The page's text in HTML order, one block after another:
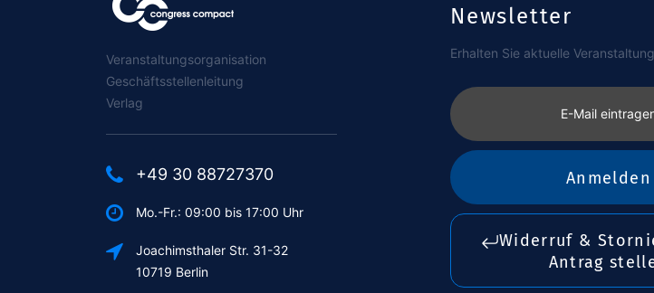
Veranstaltungsorganisation
Geschäftsstellenleitung
Verlag
+49 30 88727370
Mo.-Fr.: 09:00 bis 17:00 Uhr
Joachimsthaler Str. 31-32
10719 Berlin
Newsletter
Erhalten Sie aktuelle
E-Mail
Anmelden
Widerruf &
Antrag